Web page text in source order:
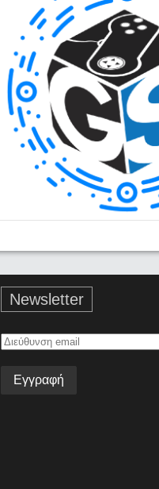
Newsletter
Διεύθυνση